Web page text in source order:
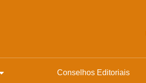
Conselhos Editoriais